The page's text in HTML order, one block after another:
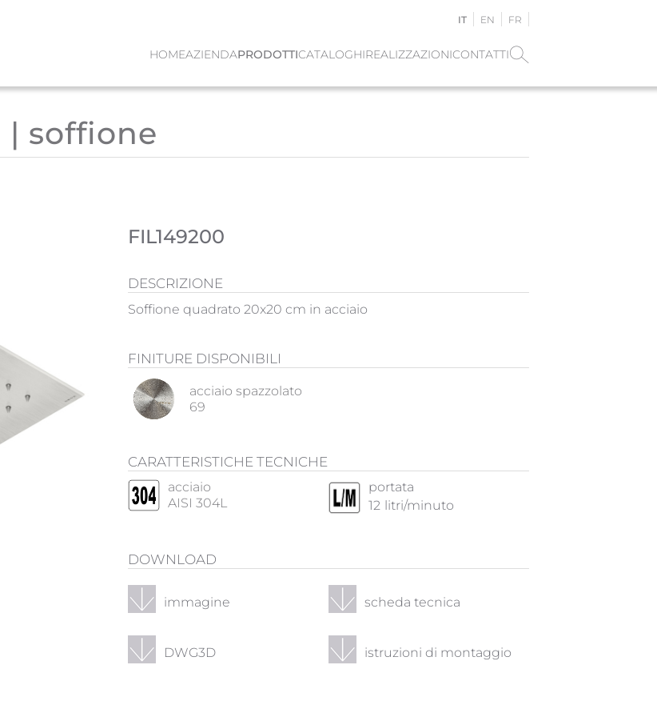
IT EN FR
HOMEAZIENDAPRODOTTICATALOGHIREALIZZAZIONICONTATTI
| soffione
FIL149200
DESCRIZIONE
Soffione quadrato 20x20 cm in acciaio
FINITURE DISPONIBILI
acciaio spazzolato
69
CARATTERISTICHE TECNICHE
acciaio
AISI 304L
portata
12 litri/minuto
DOWNLOAD
immagine scheda tecnica
DWG3D istruzioni di montaggio